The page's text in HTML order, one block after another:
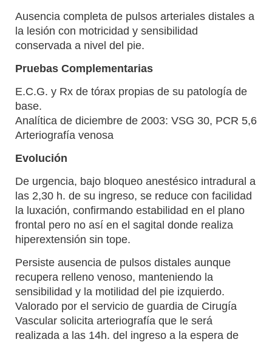
Ausencia completa de pulsos arteriales distales a
la lesión con motricidad y sensibilidad
conservada a nivel del pie.
Pruebas Complementarias
E.C.G. y Rx de tórax propias de su patología de
base.
Analítica de diciembre de 2003: VSG 30, PCR 5,6
Arteriografía venosa
Evolución
De urgencia, bajo bloqueo anestésico intradural a
las 2,30 h. de su ingreso, se reduce con facilidad
la luxación, confirmando estabilidad en el plano
frontal pero no así en el sagital donde realiza
hiperextensión sin tope.
Persiste ausencia de pulsos distales aunque
recupera relleno venoso, manteniendo la
sensibilidad y la motilidad del pie izquierdo.
Valorado por el servicio de guardia de Cirugía
Vascular solicita arteriografía que le será
realizada a las 14h. del ingreso a la espera de